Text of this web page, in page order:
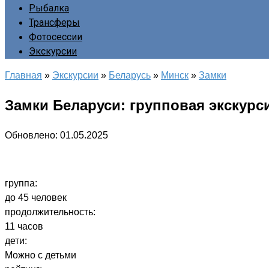
Рыбалка
Трансферы
Фотосессии
Экскурсии
Главная » Экскурсии » Беларусь » Минск » Замки
Замки Беларуси: групповая
Обновлено: 01.05.2025
группа:
до 45 человек
продолжительность:
11 часов
дети:
Можно с детьми